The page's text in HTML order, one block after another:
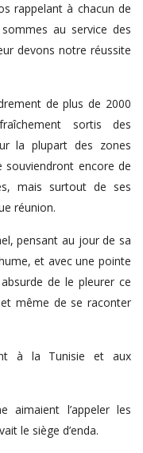
rappelant à chacun de
au service des
devons notre réussite
de plus de 2000
sortis des
la plupart des zones
souviendront encore de
mais surtout de ses
réunion.
pensant au jour de sa
et avec une pointe
de le pleurer ce
même de se raconter
à la Tunisie et aux
aimaient l’appeler les
le siège d’enda.